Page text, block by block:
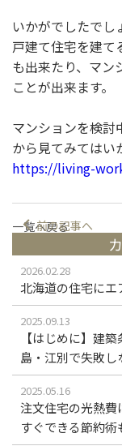
いかがでしたでし
戸建て住宅を建て
も出来たり、マン
ことが出来ます。
マンションを検討
から見てみてはい
https://living-
前の記事へ
一覧へ戻る
2026.02.28
北海道の住宅に
2025.09.13
【はじめに】建
島・江別で失敗
2025.05.16
注文住宅の光熱費
すぐできる節約術